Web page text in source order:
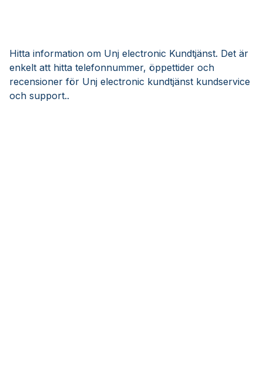
Hitta information om Unj electronic Kundtjänst. Det är
enkelt att hitta telefonnummer, öppettider och
recensioner för Unj electronic kundtjänst kundservice
och support..